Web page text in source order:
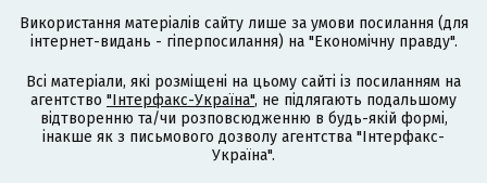
Використання матеріалів сайту лише за умови посилання (для
інтернет-видань - гіперпосилання) на "Економічну правду".
Всі матеріали, які розміщені на цьому сайті із посиланням на
агентство "Інтерфакс-Україна", не підлягають подальшому
відтворенню та/чи розповсюдженню в будь-якій формі,
інакше як з письмового дозволу агентства "Інтерфакс-
Україна".